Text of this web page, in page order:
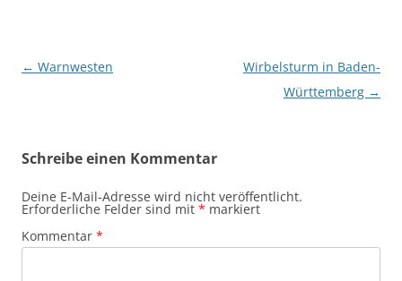
Beitragsnavigation
← Warnwesten
Wirbelsturm in Baden-
Württemberg →
Schreibe einen Kommentar
Deine E-Mail-Adresse wird nicht veröffentlicht.
Erforderliche Felder sind mit * markiert
Kommentar *